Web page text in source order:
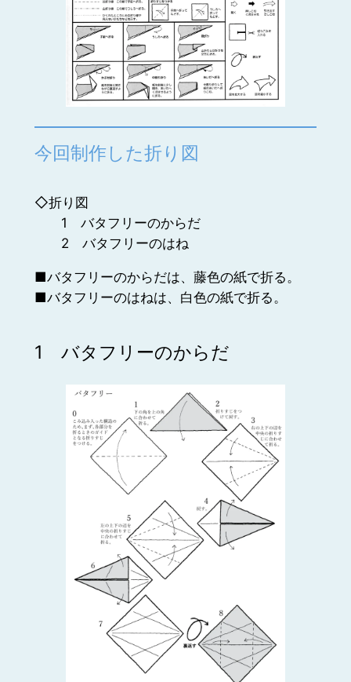
今回制作した折り図
◇折り図
1 バタフリーのからだ
2 バタフリーのはね
■バタフリーのからだは、藤色の紙で折る。
■バタフリーのはねは、白色の紙で折る。
1 バタフリーのからだ